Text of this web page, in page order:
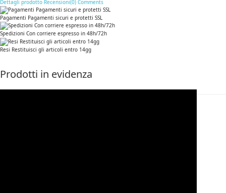
Dettagli prodotto Recensioni(0) Comments
Pagamenti Pagamenti sicuri e protetti SSL
Spedizioni Con corriere espresso in 48h/72h
Resi Restituisci gli articoli entro 14gg
Prodotti in evidenza